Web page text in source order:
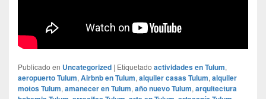
Publicado en Uncategorized | Etiquetado actividades en Tulum,
aeropuerto Tulum, Airbnb en Tulum, alquiler casas Tulum, alquiler
motos Tulum, amanecer en Tulum, año nuevo Tulum, arquitectura